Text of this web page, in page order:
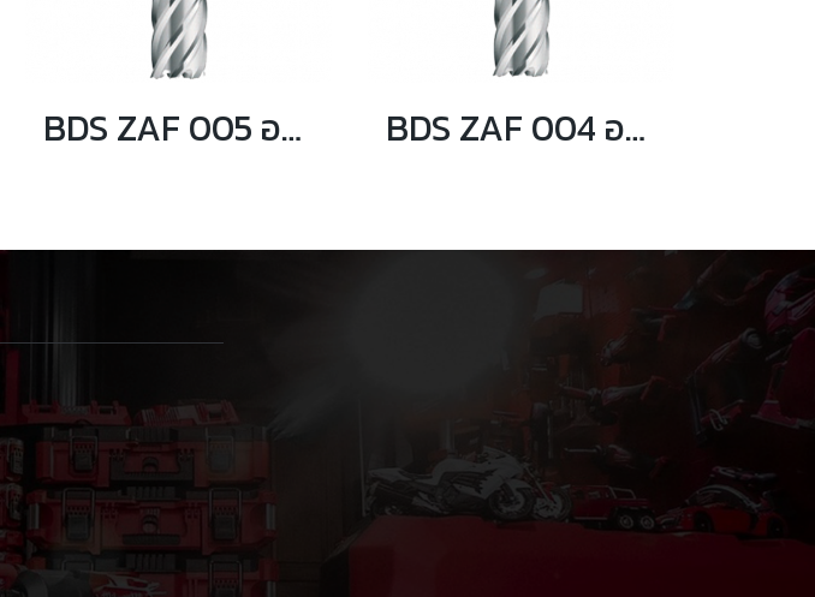
BDS ZAF 005 อแดปเตอร์สำหรับติดตั้งกับเครื่อง Nitti One-Touch BDS ZAF 004 อแดปเตอร์สำหรับเครื่อง Quick-in สำหรับก้าน Weldon 19mm